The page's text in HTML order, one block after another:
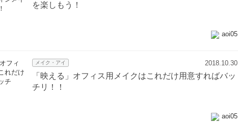
を楽しもう！
aoi05
メイク・アイ 2018.10.30
「映える」オフィス用メイクはこれだけ用意すればバッ
チリ！！
aoi05